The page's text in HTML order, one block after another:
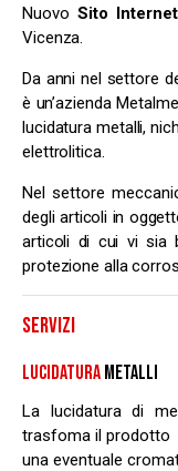
NuovoSito Internet
Vicenza.
Da anni nel settore
è un’azienda
lucidatura metalli,
elettrolitica.
Nel settore
degli articoli in
articoli di cui vi sia
protezione alla
SERVIZI
LUCIDATURAMETALLI
La lucidatura di
trasfoma il prodotto
una eventuale